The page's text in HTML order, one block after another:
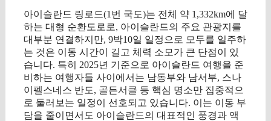
아이슬란드 링로드(1번 국도)는 전체 약 1,332km에 달
하는 대형 순환도로로, 아이슬란드의 주요 관광지를
대부분 연결하지만, 9박10일 일정으로 모두를 일주하
는 것은 이동 시간이 길고 체력 소모가 큰 단점이 있
습니다. 특히 2025년 기준으로 아이슬란드 여행을 준
비하는 여행자들 사이에서는 남동부와 남서부, 스나
이펠스네스 반도, 골든서클 등 핵심 명소만 집중적으
로 둘러보는 일정이 선호되고 있습니다. 이는 이동 부
담을 줄이면서도 아이슬란드의 대표적인 풍경과 액